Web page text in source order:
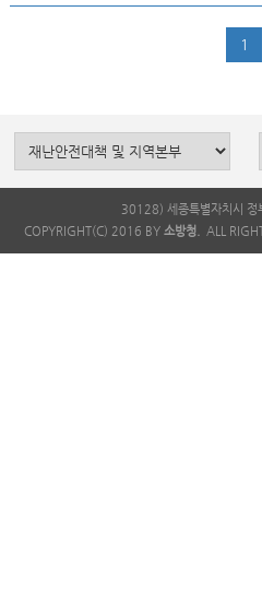
1
30128) 세종특별자치시 정
COPYRIGHT(C) 2016 BY 소방청. ALL